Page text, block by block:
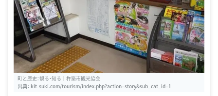
町と歴史：観る・知る｜杵築市観光協会
出典： kit-suki.com/tourism/index.php?action=story&sub_cat_id=1